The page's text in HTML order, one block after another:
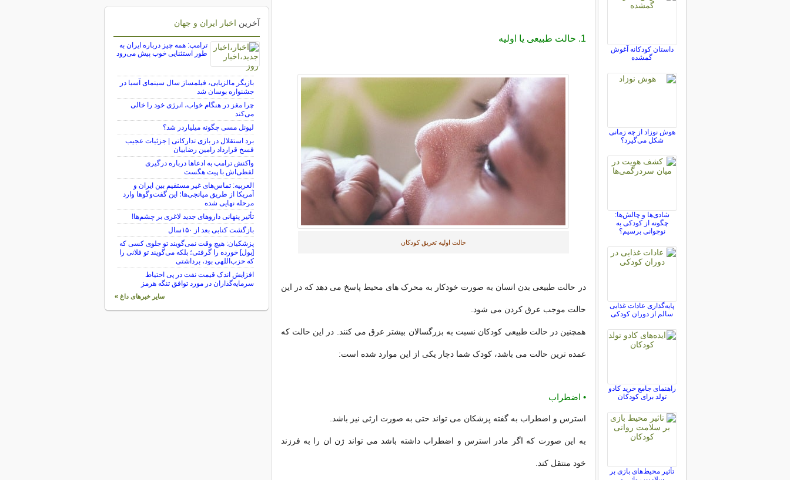
1. حالت طبیعی یا اولیه
حالت اولیه تعریق کودکان
در حالت طبیعی بدن انسان به صورت خودکار به محرک های محیط پاسخ می دهد که در این
حالت موجب عرق کردن می شود.
همچنین در حالت طبیعی کودکان نسبت به بزرگسالان بیشتر عرق می کنند. در این حالت که
عمده ترین حالت می باشد، کودک شما دچار یکی از این موارد شده است:
• اضطراب
استرس و اضطراب به گفته پزشکان می تواند حتی به صورت ارثی نیز باشد.
به این صورت که اگر مادر استرس و اضطراب داشته باشد می تواند ژن ان را به فرزند
خود منتقل کند.
داستان کودکانه آغوش
گمشده
هوش نوزاد از چه زمانی
شکل می‌گیرد؟
شادی‌ها و چالش‌ها:
چگونه از کودکی به
نوجوانی برسیم؟
پایه‌گذاری عادات غذایی
سالم از دوران کودکی
راهنمای جامع خرید کادو
تولد برای کودکان
تأثیر محیط‌های بازی بر
آخرین اخبار ایران و جهان
ترامپ: همه چیز درباره ایران به
طور استثنایی خوب پیش می‌رود
بازیگر مالزیایی، فیلمساز سال سینمای آسیا در
جشنواره بوسان شد
چرا مغز در هنگام خواب، انرژی خود را خالی
می‌کند
لیونل مسی چگونه میلیاردر شد؟
برد استقلال در بازی تدارکاتی | جزئیات عجیب
فسخ قرارداد رامین رضاییان
واکنش ترامپ به ادعاها درباره درگیری
لفظی‌اش با پیت هگست
العربیه: تماس‌های غیر مستقیم بین ایران و
آمریکا از طریق میانجی‌ها؛ این گفت‌و‌گو‌ها وارد
مرحله نهایی شده
تأثیر پنهانی داروهای جدید لاغری بر چشم‌ها!
بازگشت کتابی بعد از ۱۵۰سال
پزشکیان: هیچ وقت نمی‌گویند تو جلوی کسی که
[پول] خورده را گرفتی؛ بلکه می‌گویند تو فلانی را
که حزب‌اللهی بود، برداشتی
افزایش اندک قیمت نفت در پی احتیاط
سرمایه‌گذاران در مورد توافق تنگه هرمز
سایر خبرهای داغ »